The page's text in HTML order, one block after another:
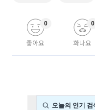
좋아요
0
화나요
0